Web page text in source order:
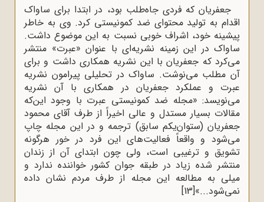
جعفریان که فردی جاه‌طلب بود، در ابتدا برای ساواک
اقدام به تولید محتوای ضد کمونیستی کرد. وی به خاطر
پیشینه خود، اشراف خوبی نسبت به این موضوع داشت.
ساواک در این زمینه نشریه‌ای با عنوان «عبرت» منتشر
می‌کرد که جعفریان با این نشریه همکاری داشت و برای
آن مطلب می‌نوشت. ساواک در تحلیلی پیرامون نشریه
عبرت و عملکرد جعفریان در همکاری با آن نشریه
می‌نویسد: «مجله ضد کمونیستی عبرت با وجود این‌که
مقالات بسیار مستدل و عالی اخیراً از طرف آقای محمود
جعفریان (ستوان‌یکم سابق) ترجمه و در این مجله چاپ
می‌شود و واقعاً فعالیت‌های این فرد در خور هرگونه
تشویق و ترغیبی است، ولی چون ابتدای آن از زندان
منتشر شده زیاد در طبقه جوان کشور خواننده ندارد و
میلی به مطالعه این مجله از طرف مردم نشان داده
نمی‌شود...»[13]